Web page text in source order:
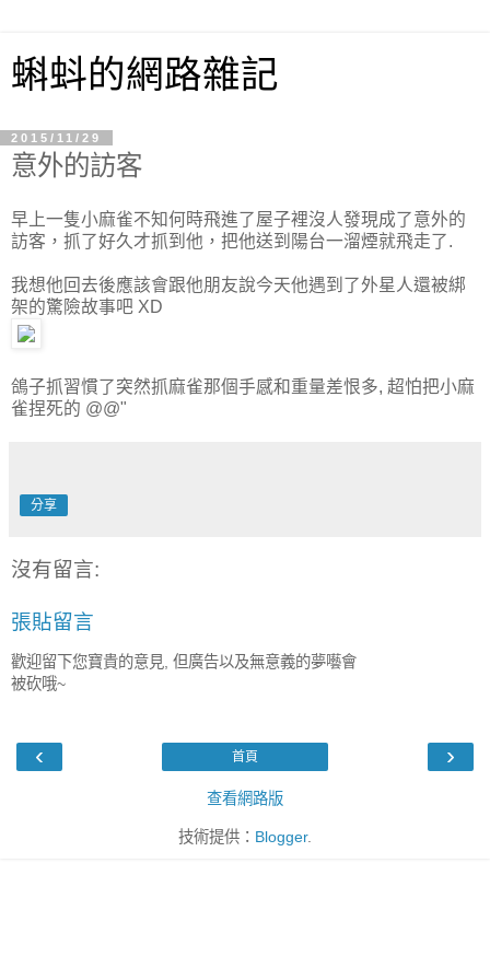
蝌蚪的網路雜記
2015/11/29
意外的訪客
早上一隻小麻雀不知何時飛進了屋子裡沒人發現成了意外的
訪客，抓了好久才抓到他，把他送到陽台一溜煙就飛走了.
我想他回去後應該會跟他朋友說今天他遇到了外星人還被綁
架的驚險故事吧 XD
鴿子抓習慣了突然抓麻雀那個手感和重量差恨多, 超怕把小麻
雀捏死的 @@"
分享
沒有留言:
張貼留言
歡迎留下您寶貴的意見, 但廣告以及無意義的夢囈會
被砍哦~
‹ ›
首頁
查看網路版
技術提供： Blogger.